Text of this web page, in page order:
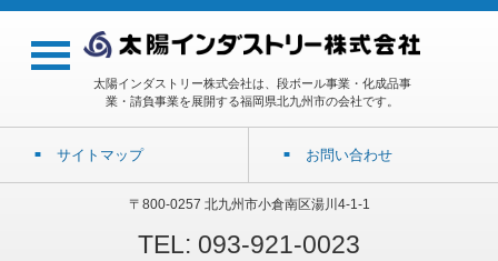
太陽インダストリー株式会社は、段ボール事業・化成品事
業・請負事業を展開する福岡県北九州市の会社です。
サイトマップ お問い合わせ
〒800-0257 北九州市小倉南区湯川4-1-1
TEL: 093-921-0023